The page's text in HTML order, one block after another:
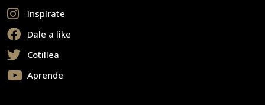
Inspírate
Dale a like
Cotillea
Aprende